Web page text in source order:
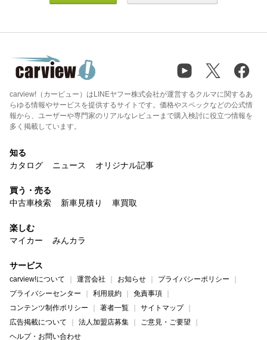
carview!（カービュー）はLINEヤフー株式会社が運営するクルマに関するあ
らゆる情報やサービスを提供するサイトです。価格やスペックなどの公式情
報から、ユーザーや専門家のリアルなレビューまで購入検討に役立つ情報を
多く掲載しています。
知る
カタログ
ニュース オリジナル記事
買う・売る
中古車検索
新車見積り 車買取
楽しむ
マイカー
みんカラ
サービス
carview!について 運営会社 お知らせ
プライバシーポリシー
プライバシーセンター
利用規約
免責事項
コンテンツ制作ポリシー
著者一覧
サイトマップ
広告掲載について
法人加盟店募集
ご意見・ご要望
ヘルプ・お問い合わせ